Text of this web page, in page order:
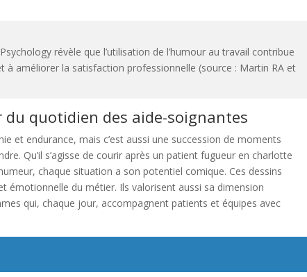
révèle que l’utilisation de l’humour au travail contribue
à améliorer la satisfaction professionnelle (source : Martin RA et
quotidien des aide-soignantes
et endurance, mais c’est aussi une succession de moments
Qu’il s’agisse de courir après un patient fugueur en charlotte
chaque situation a son potentiel comique. Ces dessins
émotionnelle du métier. Ils valorisent aussi sa dimension
qui, chaque jour, accompagnent patients et équipes avec